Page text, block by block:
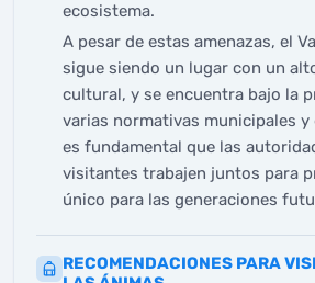
ecosistema.
A pesar de estas amenazas, el
sigue siendo un lugar con un
cultural, y se encuentra bajo la
varias normativas municipales y
es fundamental que las
visitantes trabajen juntos para
único para las generaciones
RECOMENDACIONES PARA